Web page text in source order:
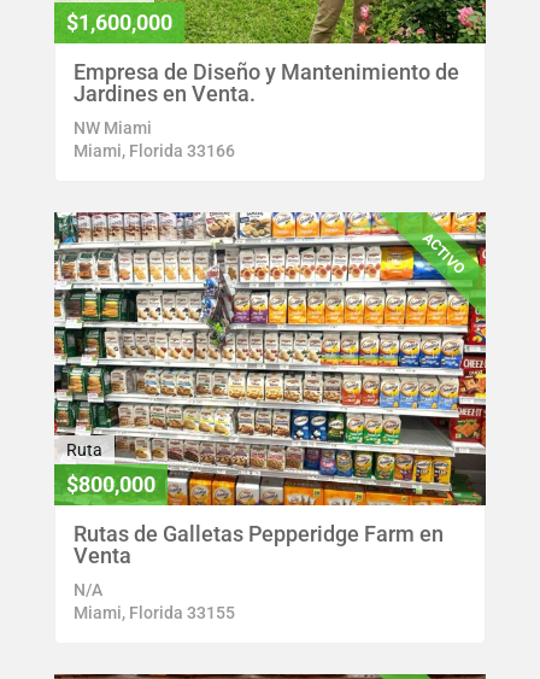
$1,600,000
Empresa de Diseño y Mantenimiento de
Jardines en Venta.
NW Miami
Miami, Florida 33166
ACTIVO
Ruta
$800,000
Rutas de Galletas Pepperidge Farm en
Venta
N/A
Miami, Florida 33155